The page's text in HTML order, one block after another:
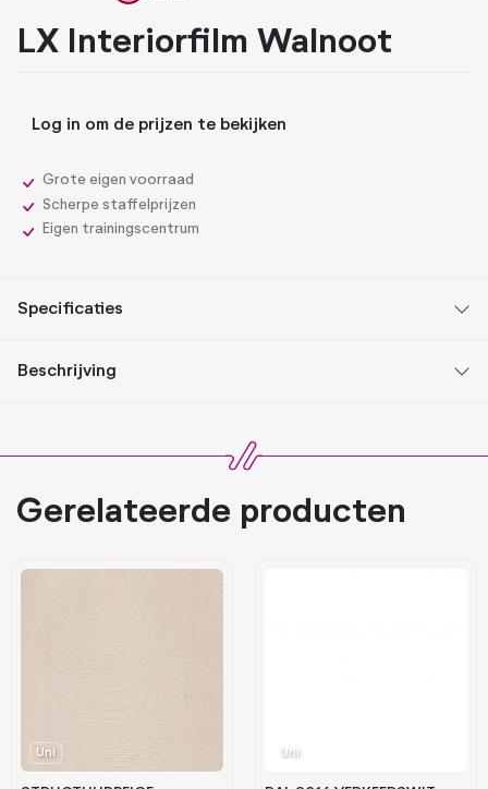
LX Interiorfilm Walnoot
Log in om de prijzen te bekijken
Grote eigen voorraad
Scherpe staffelprijzen
Eigen trainingscentrum
Specificaties
Beschrijving
Gerelateerde producten
Uni Uni